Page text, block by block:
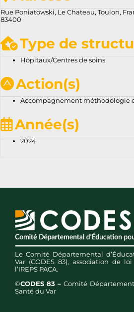
Rue Poniatowski, Le Chateau, Toulon,
83400
Type de
Hôpitaux/Centres de soins
Action(s)
Accompagnement méthodologie
Année(s)
2024
Le Comité Départemental
Var (CODES 83), association de
l’IREPS PACA.
©CODES 83 –Comité
Santé du Var